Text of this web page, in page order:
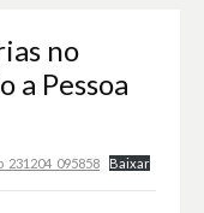
no
a Pessoa
Baixar